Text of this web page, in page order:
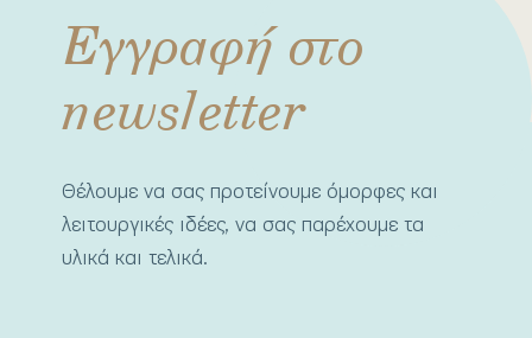
Εγγραφή στο
newsletter
Θέλουμε να σας προτείνουμε όμορφες και
λειτουργικές ιδέες, να σας παρέχουμε τα
υλικά και τελικά.